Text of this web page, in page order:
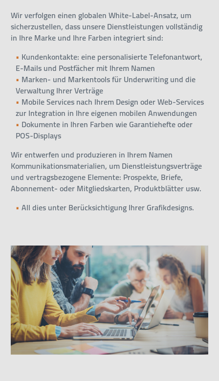
Wir verfolgen einen globalen White-Label-Ansatz, um
sicherzustellen, dass unsere Dienstleistungen vollständig
in Ihre Marke und Ihre Farben integriert sind:
Kundenkontakte: eine personalisierte Telefonantwort,
E-Mails und Postfächer mit Ihrem Namen
Marken- und Markentools für Underwriting und die
Verwaltung Ihrer Verträge
Mobile Services nach Ihrem Design oder Web-Services
zur Integration in Ihre eigenen mobilen Anwendungen
Dokumente in Ihren Farben wie Garantiehefte oder
POS-Displays
Wir entwerfen und produzieren in Ihrem Namen
Kommunikationsmaterialien, um Dienstleistungsverträge
und vertragsbezogene Elemente: Prospekte, Briefe,
Abonnement- oder Mitgliedskarten, Produktblätter usw.
All dies unter Berücksichtigung Ihrer Grafikdesigns.